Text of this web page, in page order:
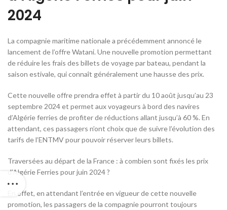
2024
La compagnie maritime nationale a précédemment annoncé le
lancement de l’offre Watani. Une nouvelle promotion permettant
de réduire les frais des billets de voyage par bateau, pendant la
saison estivale, qui connaît généralement une hausse des prix.
Cette nouvelle offre prendra effet à partir du 10 août jusqu’au 23
septembre 2024 et permet aux voyageurs à bord des navires
d’Algérie ferries de profiter de réductions allant jusqu’à 60 %. En
attendant, ces passagers n’ont choix que de suivre l’évolution des
tarifs de l’ENTMV pour pouvoir réserver leurs billets.
Traversées au départ de la France : à combien sont fixés les prix
d’Algérie Ferries pour juin 2024 ?
En effet, en attendant l’entrée en vigueur de cette nouvelle
promotion, les passagers de la compagnie pourront toujours